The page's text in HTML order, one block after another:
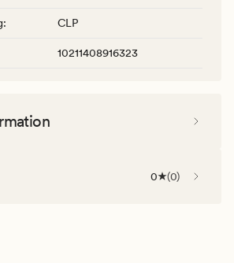
: CLP
10211408916323
0 (0)